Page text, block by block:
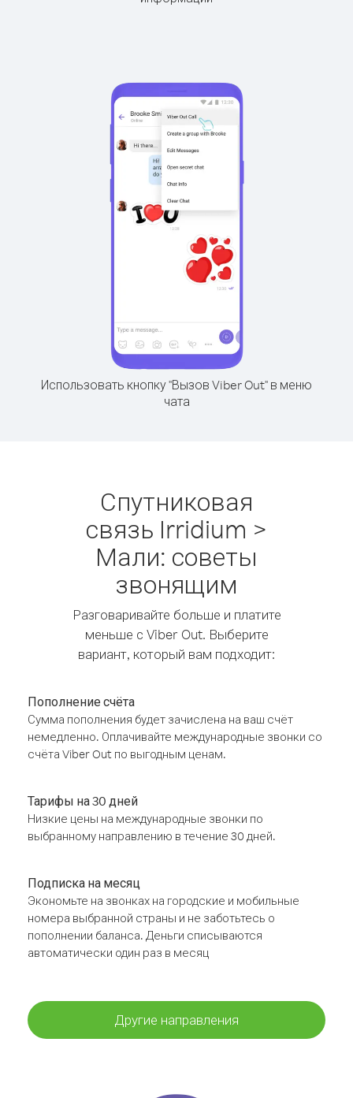
Использовать кнопку "Вызов Viber Out" в меню
чата
Спутниковая
связь Irridium >
Мали: советы
звонящим
Разговаривайте больше и платите
меньше с Viber Out. Выберите
вариант, который вам подходит:
Пополнение счёта
Сумма пополнения будет зачислена на ваш счёт
немедленно. Оплачивайте международные звонки со
счёта Viber Out по выгодным ценам.
Тарифы на 30 дней
Низкие цены на международные звонки по
выбранному направлению в течение 30 дней.
Подписка на месяц
Экономьте на звонках на городские и мобильные
номера выбранной страны и не заботьтесь о
пополнении баланса. Деньги списываются
автоматически один раз в месяц
Другие направления